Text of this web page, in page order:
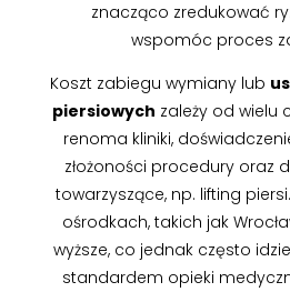
znacząco zredukować
wspomóc proces
Koszt zabiegu wymiany lub
piersiowych zależy od wielu
renoma kliniki,
złożoności procedury oraz
towarzyszące, np. lifting
ośrodkach, takich jak
wyższe, co jednak często
standardem opieki